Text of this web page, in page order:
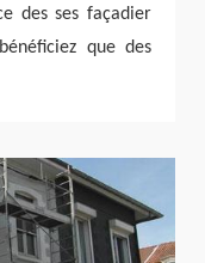
des ses façadier
que des